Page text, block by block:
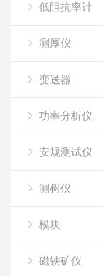
低阻抗率计
测厚仪
变送器
功率分析仪
安规测试仪
测树仪
模块
磁铁矿仪